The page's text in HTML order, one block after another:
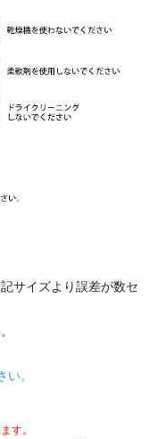
サイズより誤差が数セ
。
す。